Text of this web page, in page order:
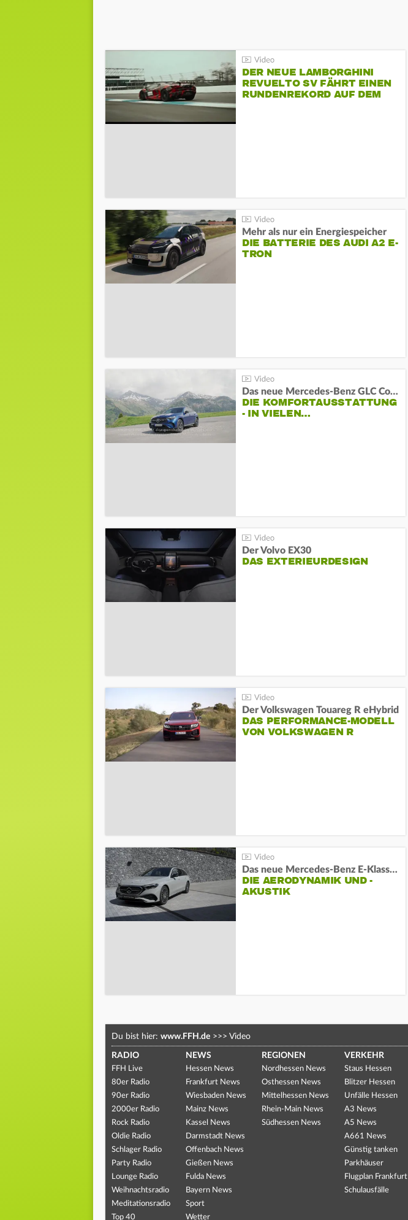
DER NEUE LAMBORGHINI
REVUELTO SV FÄHRT EINEN
RUNDENREKORD AUF DEM
Mehr als nur ein Energiespeicher
DIE BATTERIE DES AUDI A2 E-
TRON
Das neue Mercedes-Benz GLC Coupé
DIE KOMFORTAUSSTATTUNG
- IN VIELEN…
Der Volvo EX30
DAS EXTERIEURDESIGN
Der Volkswagen Touareg R eHybrid
DAS PERFORMANCE-MODELL
VON VOLKSWAGEN R
Das neue Mercedes-Benz E-Klasse T-Modell
DIE AERODYNAMIK UND -
AKUSTIK
Du bist hier: www.FFH.de >>> Video
RADIO
FFH Live
80er Radio
90er Radio
2000er Radio
Rock Radio
Oldie Radio
Schlager Radio
Party Radio
Lounge Radio
Weihnachtsradio
Meditationsradio
Top 40
NEWS
Hessen News
Frankfurt News
Wiesbaden News
Mainz News
Kassel News
Darmstadt News
Offenbach News
Gießen News
Fulda News
Bayern News
Sport
Wetter
REGIONEN
Nordhessen News
Osthessen News
Mittelhessen News
Rhein-Main News
Südhessen News
VERKEHR
Staus Hessen
Blitzer Hessen
Unfälle Hessen
A3 News
A5 News
A661 News
Günstig tanken
Parkhäuser
Flugplan Frankfurt
Schulausfälle